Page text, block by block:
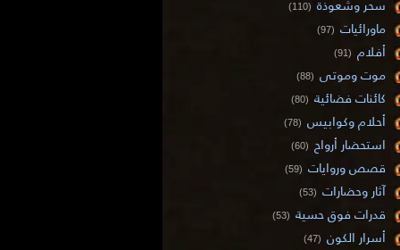
سحر وشعوذة (110)
ماورائيات (97)
أفلام (91)
موت وموتى (88)
كائنات فضائية (80)
أحلام وكوابيس (78)
استحضار أرواح (60)
قصص وروايات (59)
آثار وحضارات (53)
قدرات فوق حسية (53)
أسرار الكون (47)